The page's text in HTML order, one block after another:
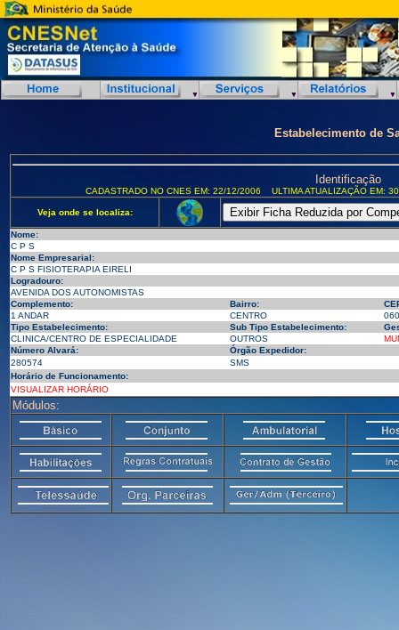
Estabelecimento de
Identificação
CADASTRADO NO CNES EM: 22/12/2006 ULTIMA ATUALIZAÇÃO EM:
Veja onde se localiza:
Nome:
C P S
Nome Empresarial:
C P S FISIOTERAPIA EIRELI
Logradouro:
AVENIDA DOS AUTONOMISTAS
Complemento:
Bairro:
1 ANDAR
CENTRO
Tipo Estabelecimento:
Sub Tipo Estabelecimento:
CLINICA/CENTRO DE ESPECIALIDADE
OUTROS
Número Alvará:
Órgão Expedidor:
280574
SMS
Horário de Funcionamento:
VISUALIZAR HORÁRIO
Módulos: